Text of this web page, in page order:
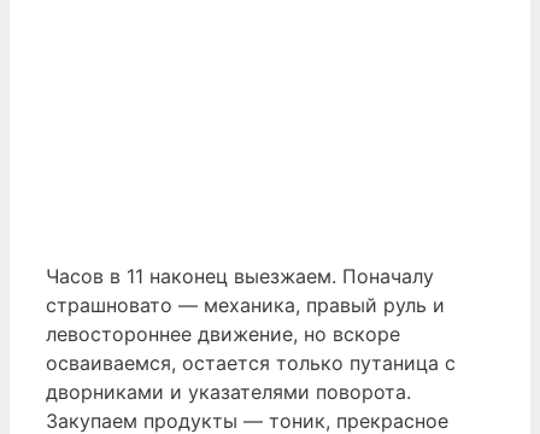
Часов в 11 наконец выезжаем. Поначалу
страшновато — механика, правый руль и
левостороннее движение, но вскоре
осваиваемся, остается только путаница с
дворниками и указателями поворота.
Закупаем продукты — тоник, прекрасное